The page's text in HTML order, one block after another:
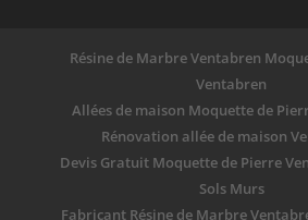
Résine de Marbre Ventabren
Ventabren
Allées de maison Moquette de
Rénovation allée de maison
Devis Gratuit Moquette de Pierre
Sols Murs
Fabricant Résine de Marbre